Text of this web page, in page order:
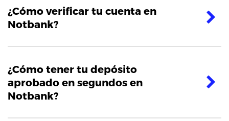
¿Cómo verificar tu cuenta en
Notbank?
¿Cómo tener tu depósito
aprobado en segundos en
Notbank?